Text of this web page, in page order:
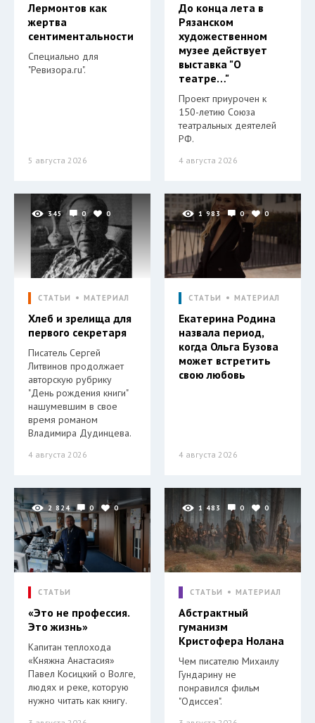
Лермонтов как
жертва
сентиментальности
Специально для
"Ревизора.ru".
5 августа 2026
До конца лета в
Рязанском
художественном
музее действует
выставка "О
театре…"
Проект приурочен к
150-летию Союза
театральных деятелей
РФ.
4 августа 2026
345 0 0
СТАТЬИ МАТЕРИАЛ
Хлеб и зрелища для
первого секретаря
Писатель Сергей
Литвинов продолжает
авторскую рубрику
"День рождения книги"
нашумевшим в свое
время романом
Владимира Дудинцева.
4 августа 2026
1 983 0 0
СТАТЬИ МАТЕРИАЛ
Екатерина Родина
назвала период,
когда Ольга Бузова
может встретить
свою любовь
4 августа 2026
2 824 0 0
СТАТЬИ
«Это не профессия.
Это жизнь»
Капитан теплохода
«Княжна Анастасия»
Павел Косицкий о Волге,
людях и реке, которую
нужно читать как книгу.
1 483 0 0
СТАТЬИ МАТЕРИАЛ
Абстрактный
гуманизм
Кристофера Нолана
Чем писателю Михаилу
Гундарину не
понравился фильм
"Одиссея".